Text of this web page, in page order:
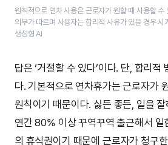
원칙적으로 연차 사용은 근로자가 원할 때 사용할 수
의무가 따르며 사용자는 합리적 사유가 있을 경우 시
생성형 AI
답은 ‘거절할 수 있다’이다. 단, 합리적
다. 기본적으로 연차휴가는 근로자가
원칙이기 때문이다. 싫든 좋든, 일을 잘
연간 80% 이상 꾸역꾸역 출근해서 일
의 휴식권이기 때문에 근로자가 청구